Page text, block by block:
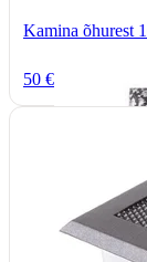
Kamina õhurest
50 €